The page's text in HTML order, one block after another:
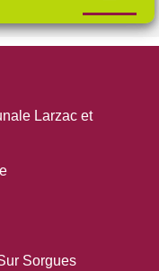
Larzac et
Sorgues